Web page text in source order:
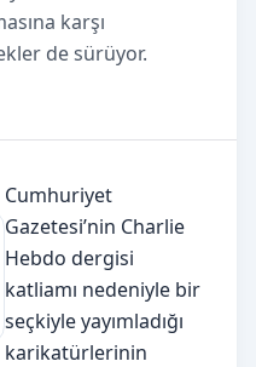
karşı
de sürüyor.
Cumhuriyet
Gazetesi’nin Charlie
Hebdo dergisi
katliamı nedeniyle bir
seçkiyle yayımladığı
karikatürlerinin